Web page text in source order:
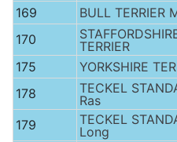
169 BULL TERRIER
170
TERRIER
175 YORKSHIRE
178
TECKEL
Ras
179
TECKEL
Long